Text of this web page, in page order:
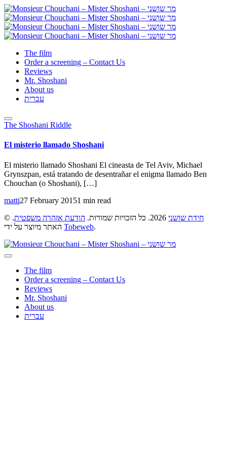
The film
Order a screening – Contact Us
Reviews
Mr. Shoshani
About us
עברית
The Shoshani Riddle
El misterio llamado Shoshani
El misterio llamado Shoshani El cineasta de Tel Aviv, Michael
Grynszpan, está tratando de desentrañar el enigma llamado Ben
Chouchan (o Shoshani), […]
matti27 February 20151 min read
©
חידת שושני הודעת אזהרה משפטית.
Tobeweb.
The film
Order a screening – Contact Us
Reviews
Mr. Shoshani
About us
עברית